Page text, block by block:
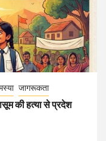
जागरूकता
की हत्या से प्रदेश